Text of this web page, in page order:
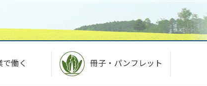
で働く 冊子・パンフレット